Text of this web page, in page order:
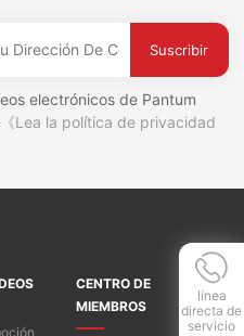
Suscribir
electrónicos de Pantum
《Lea la política de privacidad
CENTRO DE
MIEMBROS
línea
directa de
servicio